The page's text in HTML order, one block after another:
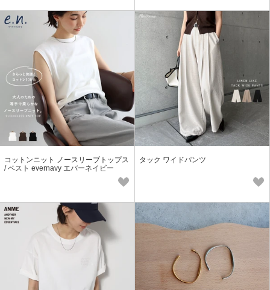
コットンニット ノースリーブトップス
/ ベスト evernavy エバーネイビー
タック ワイドパンツ